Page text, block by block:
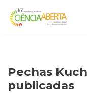
Avançar
Pechas
publicadas